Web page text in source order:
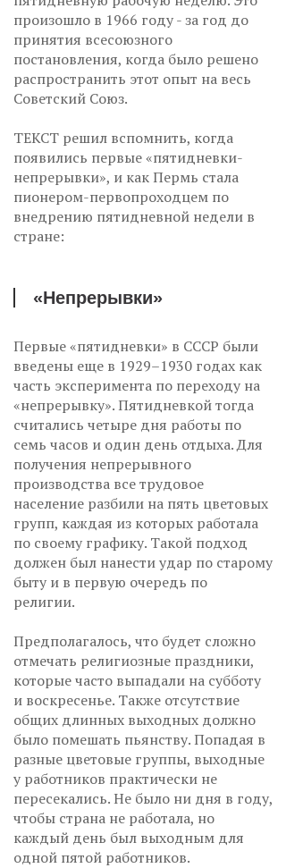
произошло в 1966 году - за год до
принятия всесоюзного
постановления, когда было решено
распространить этот опыт на весь
Советский Союз.
ТЕКСТ решил вспомнить, когда
появились первые «пятидневки-
непрерывки», и как Пермь стала
пионером-первопроходцем по
внедрению пятидневной недели в
стране:
«Непрерывки»
Первые «пятидневки» в СССР были
введены еще в 1929–1930 годах как
часть эксперимента по переходу на
«непрерывку». Пятидневкой тогда
считались четыре дня работы по
семь часов и один день отдыха. Для
получения непрерывного
производства все трудовое
население разбили на пять цветовых
групп, каждая из которых работала
по своему графику. Такой подход
должен был нанести удар по старому
быту и в первую очередь по
религии.
Предполагалось, что будет сложно
отмечать религиозные праздники,
которые часто выпадали на субботу
и воскресенье. Также отсутствие
общих длинных выходных должно
было помешать пьянству. Попадая в
разные цветовые группы, выходные
у работников практически не
пересекались. Не было ни дня в году,
чтобы страна не работала, но
каждый день был выходным для
одной пятой работников.